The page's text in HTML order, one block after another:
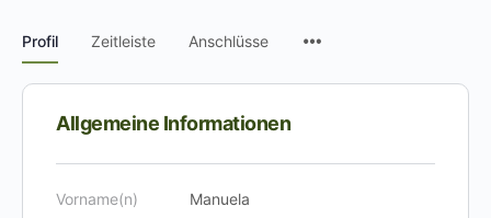
Profil Zeitleiste Anschlüsse
Allgemeine Informationen
Vorname(n) Manuela